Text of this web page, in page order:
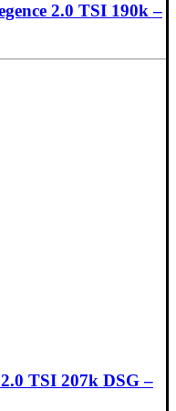
2.0 TSI 190k –
TSI 207k DSG –